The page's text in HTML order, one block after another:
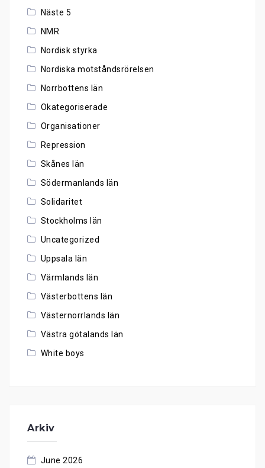
Näste 5
NMR
Nordisk styrka
Nordiska motståndsrörelsen
Norrbottens län
Okategoriserade
Organisationer
Repression
Skånes län
Södermanlands län
Solidaritet
Stockholms län
Uncategorized
Uppsala län
Värmlands län
Västerbottens län
Västernorrlands län
Västra götalands län
White boys
Arkiv
June 2026